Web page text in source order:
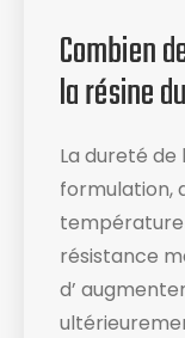
Combien
la résine
La dureté de
formulation,
température
résistance
d’